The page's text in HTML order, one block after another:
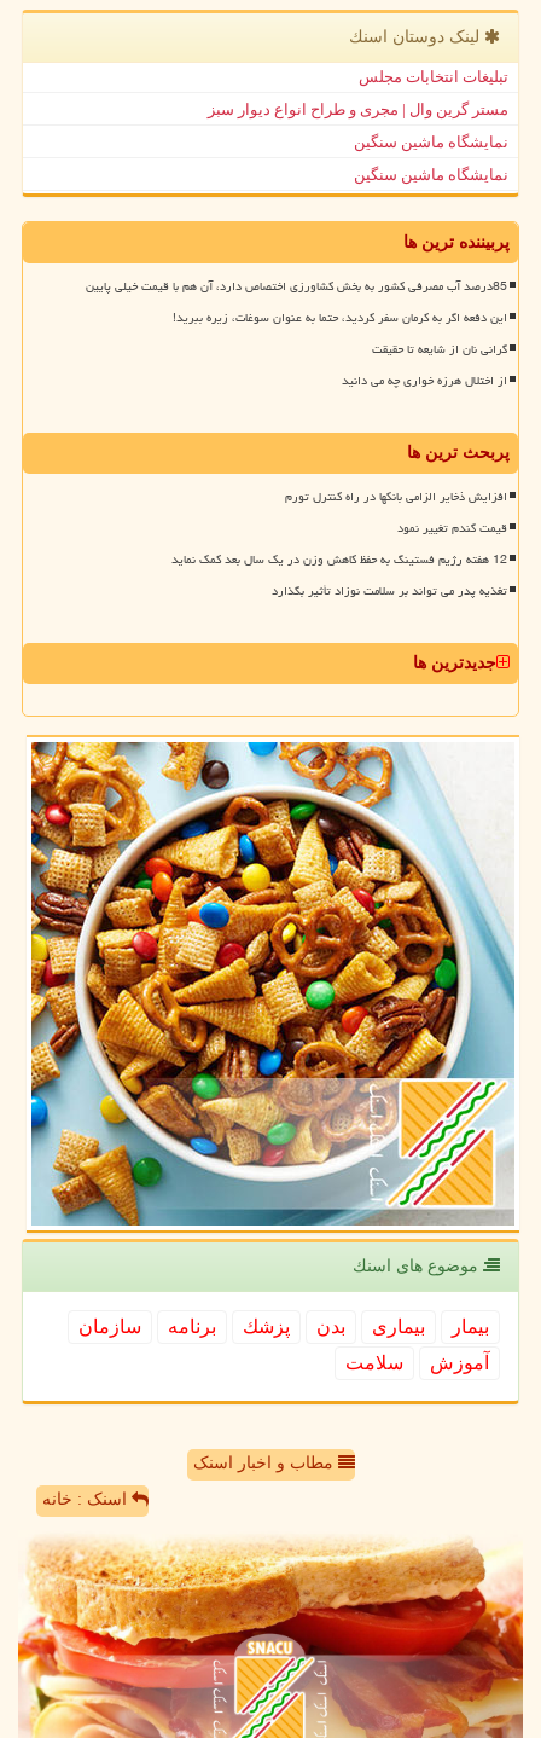
لینک دوستان اسنك
تبلیغات انتخابات مجلس
مستر گرین وال | مجری و طراح انواع دیوار سبز
نمایشگاه ماشین سنگین
نمایشگاه ماشین سنگین
پربیننده ترین ها
85درصد آب مصرفی کشور به بخش کشاورزی اختصاص دارد، آن هم با قیمت خیلی پایین
این دفعه اگر به کرمان سفر کردید، حتما به عنوان سوغات، زیره ببرید!
گرانی نان از شایعه تا حقیقت
از اختلال هرزه خواری چه می دانید
پربحث ترین ها
افزایش ذخایر الزامی بانکها در راه کنترل تورم
قیمت گندم تغییر نمود
12 هفته رژیم فستینگ به حفظ کاهش وزن در یک سال بعد کمک نماید
تغذیه پدر می تواند بر سلامت نوزاد تأثیر بگذارد
جدیدترین ها
موضوع های اسنك
بیمار بیماری بدن پزشك برنامه
سازمان
آموزش
سلامت
مطاب و اخبار اسنک
اسنک : خانه